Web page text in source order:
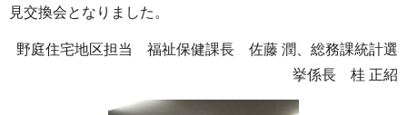
見交換会となりました。
野庭住宅地区担当 福祉保健課長 佐藤 潤、総務課統計選
挙係長 桂 正紹